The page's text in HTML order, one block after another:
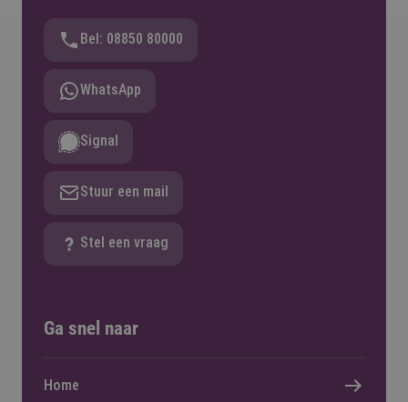
Bel: 08850 80000
WhatsApp
Signal
Stuur een mail
Stel een vraag
Ga snel naar
Home